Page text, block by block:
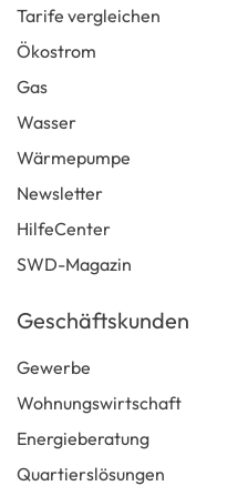
Tarife vergleichen
Ökostrom
Gas
Wasser
Wärmepumpe
Newsletter
HilfeCenter
SWD-Magazin
Geschäftskunden
Gewerbe
Wohnungswirtschaft
Energieberatung
Quartierslösungen